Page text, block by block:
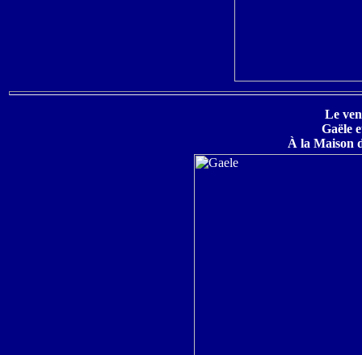
Le
Gaële
À la Maison